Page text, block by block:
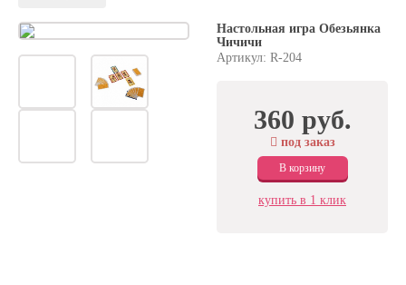
Настольная игра Обезьянка
Чичичи
Артикул: R-204
360 руб.
под заказ
В корзину
купить в 1 клик